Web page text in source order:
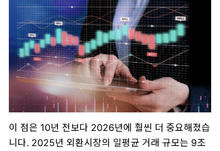
이 점은 10년 전보다 2026년에 훨씬 더 중요해졌습
니다. 2025년 외환시장의 일평균 거래 규모는 9조